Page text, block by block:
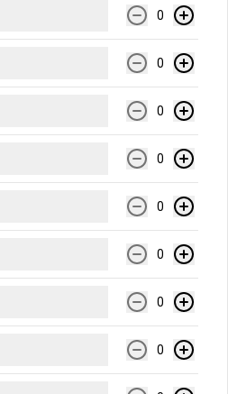
Escoge tu pizza favorita (Pollo BBQ,
Hawaiana, Buffalo Wings, Jamón
Champiñon, Vegetariana, Pepperoni,
Una pizza de 4 porciones!
0
0
0
0
0
0
0
0